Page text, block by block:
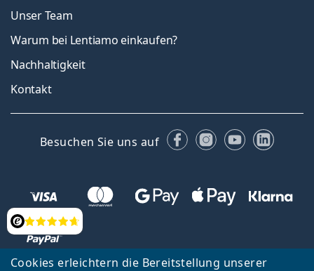
Cookies erleichtern die Bereitstellung unserer
Bewertung
Unser Team
Warum bei Lentiamo einkaufen?
Nachhaltigkeit
Kontakt
Besuchen Sie uns auf FacebookInstagram
YouTube